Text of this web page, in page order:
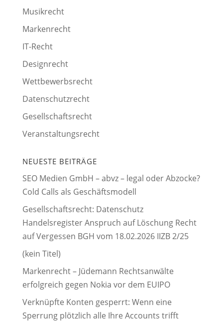
Musikrecht
Markenrecht
IT-Recht
Designrecht
Wettbewerbsrecht
Datenschutzrecht
Gesellschaftsrecht
Veranstaltungsrecht
NEUESTE BEITRÄGE
SEO Medien GmbH – abvz – legal oder Abzocke?
Cold Calls als Geschäftsmodell
Gesellschaftsrecht: Datenschutz
Handelsregister Anspruch auf Löschung Recht
auf Vergessen BGH vom 18.02.2026 IIZB 2/25
(kein Titel)
Markenrecht – Jüdemann Rechtsanwälte
erfolgreich gegen Nokia vor dem EUIPO
Verknüpfte Konten gesperrt: Wenn eine
Sperrung plötzlich alle Ihre Accounts trifft